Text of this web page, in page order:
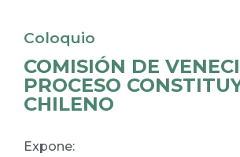
Coloquio
COMISIÓN DE
PROCESO
CHILENO
Expone: